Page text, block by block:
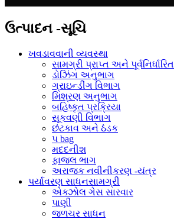
ઉત્પાદન -સૂચિ
ખવડાવવાની વ્યવસ્થા
સામગ્રી પ્રાપ્ત અને પૂર્વનિર્ધારિત
ડોઝિંગ અનુભાગ
ગ્રાઇન્ડીંગ વિભાગ
મિશ્રણ અનુભાગ
બહિષ્કૃત પ્રક્રિયા
સૂકવણી વિભાગ
છંટકાવ અને ઠંડક
પ bag
મદદનીશ
ફાજલ ભાગ
અરાજક નવીનીકરણ -યંત્ર
પર્યાવરણ સાધનસામગ્રી
એક્ઝોલ ગેસ સારવાર
પાણી
જળચર સાધન